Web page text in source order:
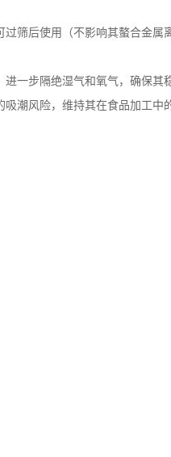
筛后使用（不影响其螯合金属
一步隔绝湿气和氧气，确保其
潮风险，维持其在食品加工中